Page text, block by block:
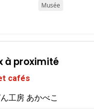
Musée
à proximité
cafés
工房 あかべこ